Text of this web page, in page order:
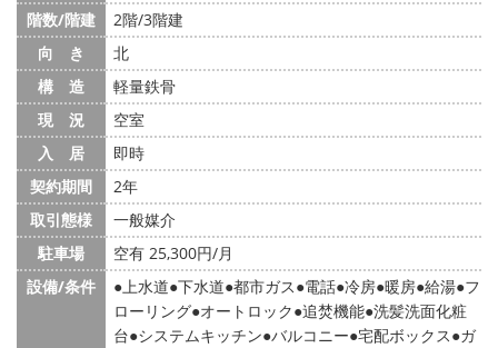
階数/階建
2階/3階建
向 き
北
構 造
軽量鉄骨
現 況
空室
入 居
即時
契約期間
2年
取引態様
一般媒介
駐車場
空有 25,300円/月
設備/条件
上水道 下水道 都市ガス 電話 冷房 暖房 給湯 フ
ローリング オートロック 追焚機能 洗髪洗面化粧
台 システムキッチン バルコニー 宅配ボックス ガ